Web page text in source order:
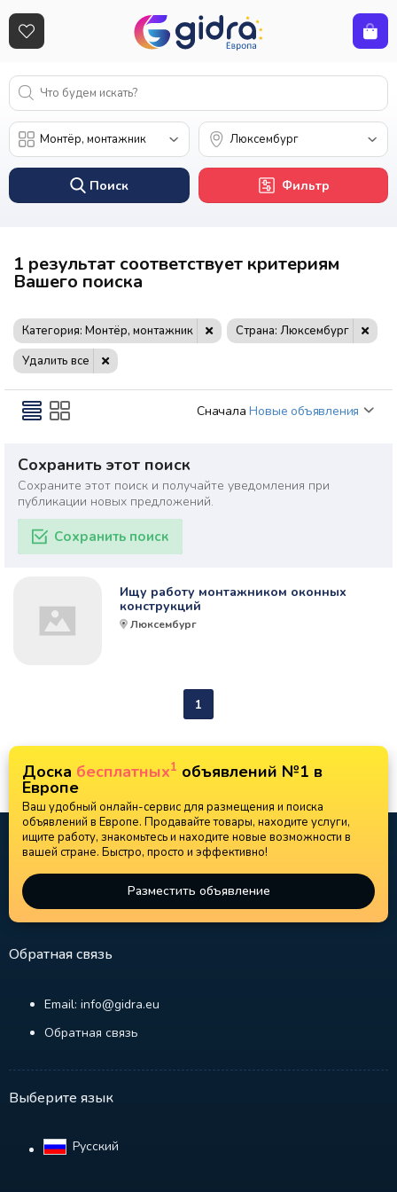
Поиск Фильтр
1 результат соответствует критериям
Вашего поиска
Категория: Монтёр, монтажник
Страна: Люксембург
Удалить все
Сначала Новые объявления
Сохранить этот поиск
Сохраните этот поиск и получайте уведомления при
публикации новых предложений.
Сохранить поиск
Ищу работу монтажником оконных
конструкций
Люксембург
1
Доска бесплатных1 объявлений №1 в
Европе
Ваш удобный онлайн-сервис для размещения и поиска
объявлений в Европе. Продавайте товары, находите услуги,
ищите работу, знакомьтесь и находите новые возможности в
вашей стране. Быстро, просто и эффективно!
Разместить объявление
Обратная связь
Email: info@gidra.eu
Обратная связь
Выберите язык
Русский‎